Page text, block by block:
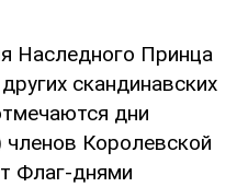
Наследного Принца
скандинавских
дни
Королевской
Флаг-днями